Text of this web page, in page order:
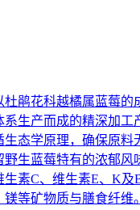
杜鹃花科越橘属蓝莓的
生产而成的精深加工
态学原理，确保原料
生蓝莓特有的浓郁风
素C、维生素E、K及
等矿物质与膳食纤维